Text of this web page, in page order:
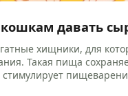
давать
хищники, для
Такая пища